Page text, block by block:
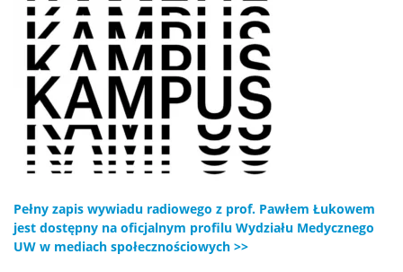
Pełny zapis wywiadu radiowego z prof. Pawłem Łukowem
jest dostępny na oficjalnym profilu Wydziału Medycznego
UW w mediach społecznościowych >>